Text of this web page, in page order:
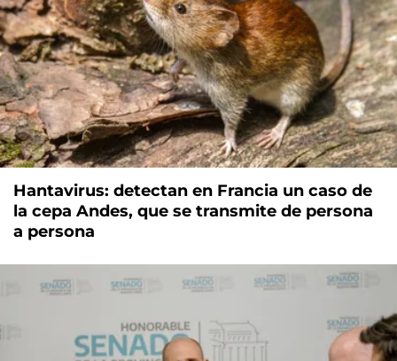
Hantavirus: detectan en Francia un caso de
la cepa Andes, que se transmite de persona
a persona